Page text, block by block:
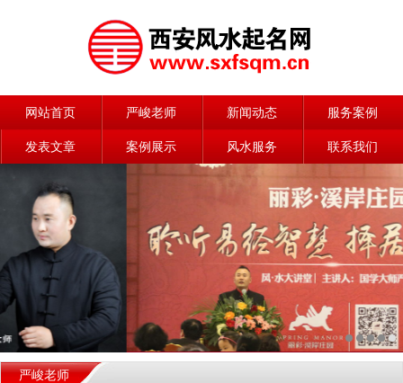
网站首页 严峻老师 新闻动态 服务案例
发表文章 案例展示 风水服务 联系我们
严峻老师